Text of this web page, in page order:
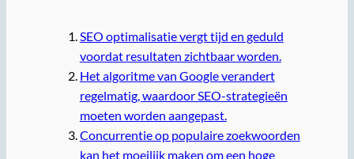
SEO optimalisatie vergt tijd en geduld
voordat resultaten zichtbaar worden.
Het algoritme van Google verandert
regelmatig, waardoor SEO-strategieën
moeten worden aangepast.
Concurrentie op populaire zoekwoorden
kan het moeilijk maken om een hoge